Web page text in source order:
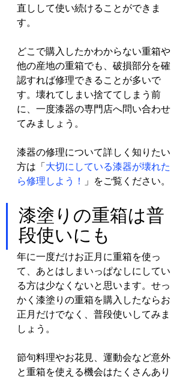
直しして使い続けることができま
す。
どこで購入したかわからない重箱や
他の産地の重箱でも、破損部分を確
認すれば修理できることが多いで
す。壊れてしまい捨ててしまう前
に、一度漆器の専門店へ問い合わせ
てみましょう。
漆器の修理について詳しく知りたい
方は「 大切にしている漆器が壊れた
ら修理しよう！
」をご覧ください。
漆塗りの重箱は普
段使いにも
年に一度だけお正月に重箱を使っ
て、あとはしまいっぱなしにしてい
る方は少なくないと思います。せっ
かく漆塗りの重箱を購入したならお
正月だけでなく、普段使いしてみま
しょう。
節句料理やお花見、運動会など意外
と重箱を使える機会はたくさんあり